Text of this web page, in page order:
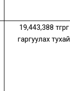
19,443,388 төгрөг
гаргуулах тухай